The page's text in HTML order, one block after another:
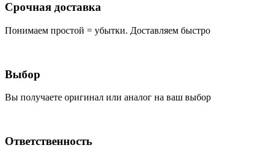
Срочная доставка
Понимаем простой = убытки. Доставляем быстро
Выбор
Вы получаете оригинал или аналог на ваш выбор
Ответственность